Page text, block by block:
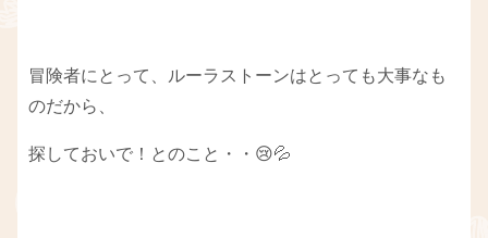
冒険者にとって、ルーラストーンはとっても大事なも
のだから、
探しておいで！とのこと・・😢💦